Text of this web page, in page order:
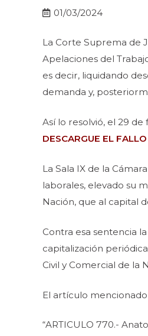
01/03/2024
La Corte Suprema de
Apelaciones del
es decir, liquidando
demanda y,
Así lo resolvió, el 29
DESCARGUE EL
La Sala IX de la
laborales, elevado su
Nación, que al capital
Contra esa sentencia
capitalización
Civil y Comercial de la
El artículo
“ARTICULO 770.-